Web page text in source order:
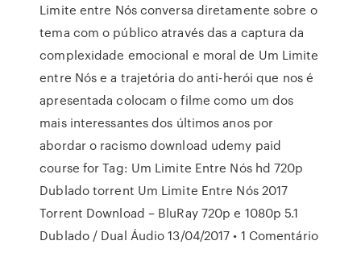
Limite entre Nós conversa diretamente sobre o
tema com o público através das a captura da
complexidade emocional e moral de Um Limite
entre Nós e a trajetória do anti-herói que nos é
apresentada colocam o filme como um dos
mais interessantes dos últimos anos por
abordar o racismo download udemy paid
course for Tag: Um Limite Entre Nós hd 720p
Dublado torrent Um Limite Entre Nós 2017
Torrent Download – BluRay 720p e 1080p 5.1
Dublado / Dual Áudio 13/04/2017 • 1 Comentário